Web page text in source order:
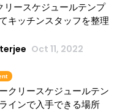
リースケジュールテンプ
キッチンスタッフを整理
Oct 11, 2022
クリースケジュールテン
インで入手できる場所